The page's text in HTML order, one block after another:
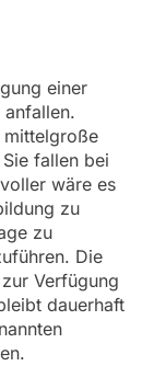
einer
anfallen.
mittelgroße
fallen bei
wäre es
zu
zu
Die
Verfügung
dauerhaft